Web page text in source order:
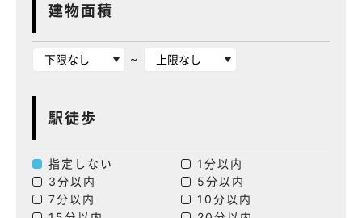
建物面積
~
駅徒歩
指定しない
1分以内
3分以内
5分以内
7分以内
10分以内